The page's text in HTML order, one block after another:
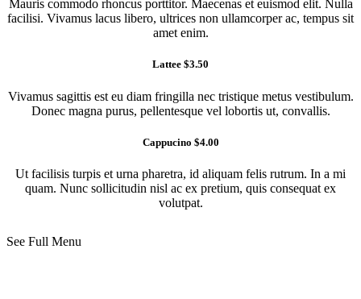
Mauris commodo rhoncus porttitor. Maecenas et euismod elit. Nulla
facilisi. Vivamus lacus libero, ultrices non ullamcorper ac, tempus sit
amet enim.
Lattee $3.50
Vivamus sagittis est eu diam fringilla nec tristique metus vestibulum.
Donec magna purus, pellentesque vel lobortis ut, convallis.
Cappucino $4.00
Ut facilisis turpis et urna pharetra, id aliquam felis rutrum. In a mi
quam. Nunc sollicitudin nisl ac ex pretium, quis consequat ex
volutpat.
See Full Menu